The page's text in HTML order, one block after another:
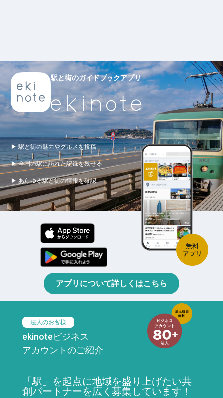
駅と街のガイドブックアプリ
▶ 駅と街の魅力やグルメを投稿
▶ 全国の駅に訪れた記録を残せる
▶ あらゆる駅と街の情報を確認
アプリについて詳しくはこちら
法人のお客様
ekinoteビジネス
アカウントのご紹介
「駅」を起点に地域を盛り上げたい共
創パートナーを広く募集しています！